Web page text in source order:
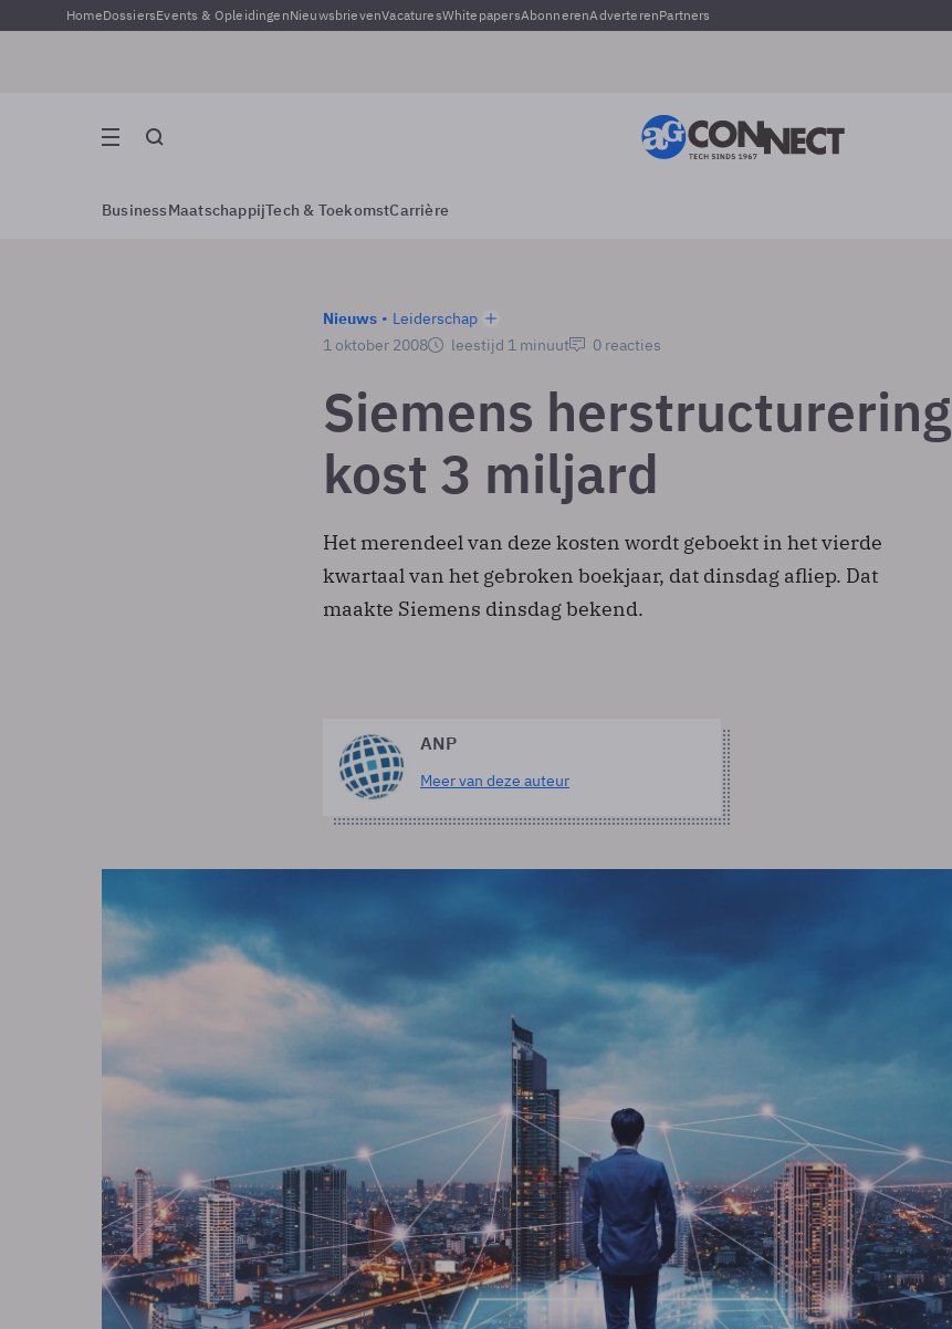
HomeDossiersEvents & OpleidingenNieuwsbrievenVacaturesWhitepapersAbonnerenAdverterenPartners
BusinessMaatschappijTech & ToekomstCarrière
Nieuws
Leiderschap
1 oktober 2008
leestijd 1 minuut 0 reacties
Siemens herstructurering
kost 3 miljard
Het merendeel van deze kosten wordt geboekt in het vierde
kwartaal van het gebroken boekjaar, dat dinsdag afliep. Dat
maakte Siemens dinsdag bekend.
ANP
Meer van deze auteur